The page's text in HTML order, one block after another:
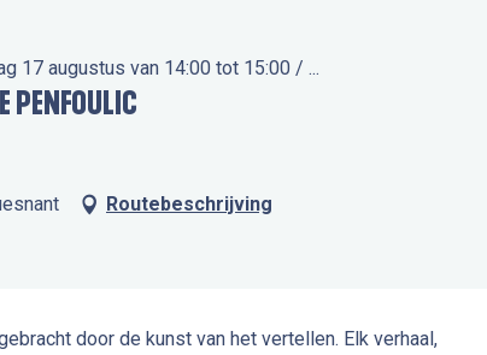
17 augustus van 14:00 tot 15:00 / ...
Routebeschrijving
door de kunst van het vertellen. Elk verhaal,